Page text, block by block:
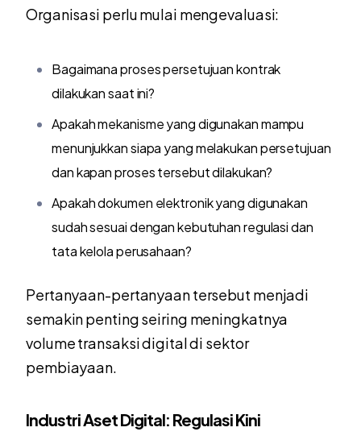
Organisasi perlu mulai mengevaluasi:
Bagaimana proses persetujuan kontrak
dilakukan saat ini?
Apakah mekanisme yang digunakan mampu
menunjukkan siapa yang melakukan persetujuan
dan kapan proses tersebut dilakukan?
Apakah dokumen elektronik yang digunakan
sudah sesuai dengan kebutuhan regulasi dan
tata kelola perusahaan?
Pertanyaan-pertanyaan tersebut menjadi
semakin penting seiring meningkatnya
volume transaksi digital di sektor
pembiayaan.
Industri Aset Digital: Regulasi Kini